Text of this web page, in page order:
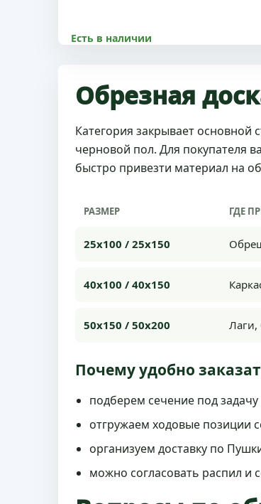
Есть в наличии
Размер 50x50x2,5 м, 1 сорт, с
Пушкино и МО
Купить
Обрезная
Категория закрывает основной
черновой пол. Для покупателя
быстро привезти материал на
РАЗМЕР ГДЕ
25х100 / 25х150
40х100 / 40х150
50х150 / 50х200 Лаги,
Почему удобно
подберем сечение под
отгружаем ходовые позиции
организуем доставку по
можно согласовать распил и